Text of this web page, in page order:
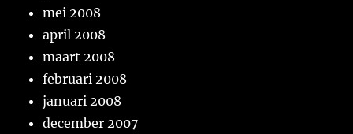
mei 2008
april 2008
maart 2008
februari 2008
januari 2008
december 2007